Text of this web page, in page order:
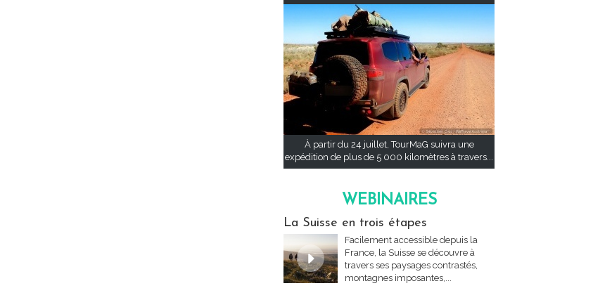
À partir du 24 juillet, TourMaG suivra une
expédition de plus de 5 000 kilomètres à travers...
WEBINAIRES
La Suisse en trois étapes
Facilement accessible depuis la
France, la Suisse se découvre à
travers ses paysages contrastés,
montagnes imposantes,...